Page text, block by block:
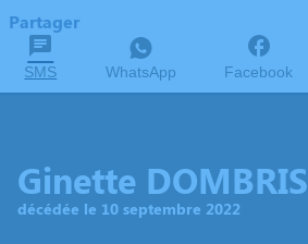
Partager
SMS WhatsApp Facebook
Ginette DOMBRIS
décédée le 10 septembre 2022